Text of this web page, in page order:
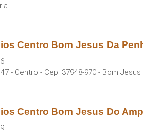
Centro Bom Jesus Da
- Centro - Cep: 37948-970 - Bom Jesus
Centro Bom Jesus Do